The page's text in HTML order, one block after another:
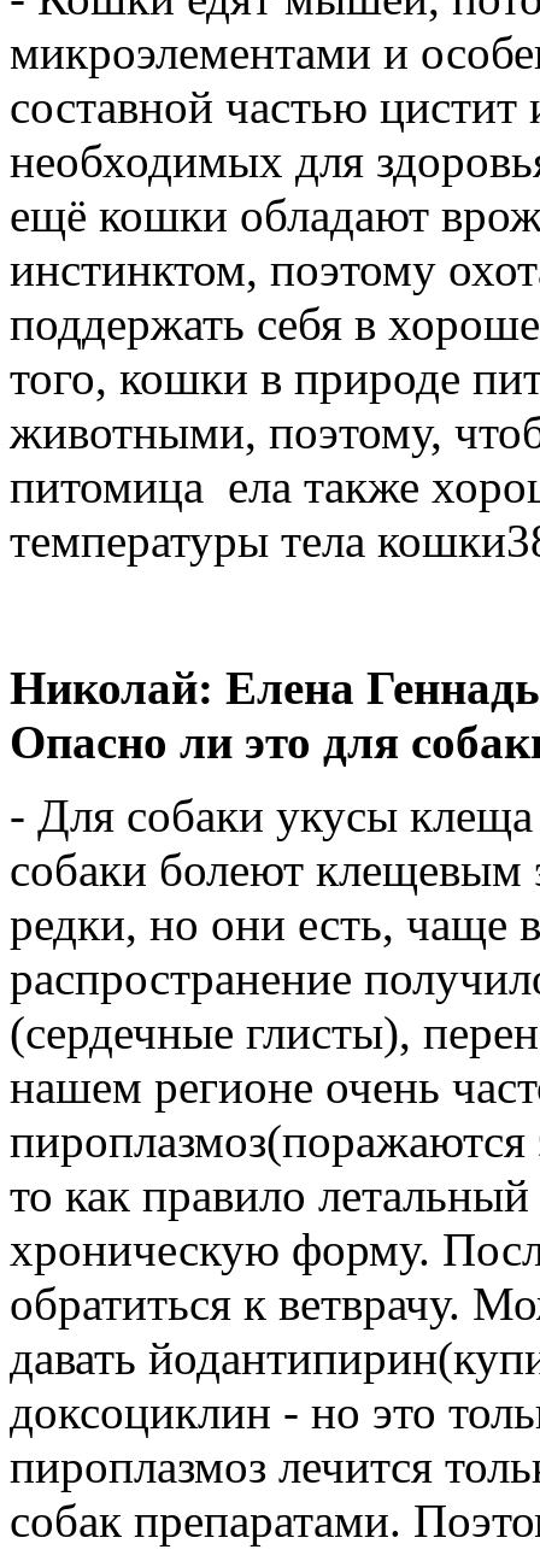
микроэлементами и
составной частью
необходимых для
ещё кошки обладают
инстинктом, поэтому
поддержать себя в
того, кошки в природе
животными, поэтому,
питомица ела также
температуры тела
Николай: Елена
Опасно ли это для
- Для собаки укусы
собаки болеют клещевым
редки, но они есть,
распространение
(сердечные глисты),
нашем регионе очень
то как правило
хроническую форму.
обратиться к ветврачу.
давать
доксоциклин - но это
пироплазмоз лечится
собак препаратами.